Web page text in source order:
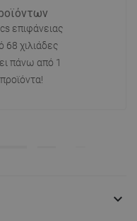
επιφάνειας
χιλιάδες
πάνω από 1
